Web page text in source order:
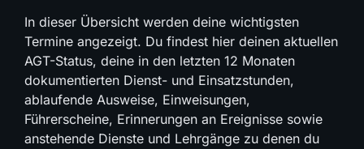
In dieser Übersicht werden deine wichtigsten
Termine angezeigt. Du findest hier deinen aktuellen
AGT-Status, deine in den letzten 12 Monaten
dokumentierten Dienst- und Einsatzstunden,
ablaufende Ausweise, Einweisungen,
Führerscheine, Erinnerungen an Ereignisse sowie
anstehende Dienste und Lehrgänge zu denen du